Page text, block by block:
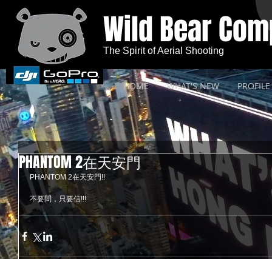
HOME WHAT'S NEW PROFILE
Wild Bear
The Spirit of Aerial Shooting
PHANTOM 2在天安門
PHANTOM 2在天安門!!
不要問，只要信!!!